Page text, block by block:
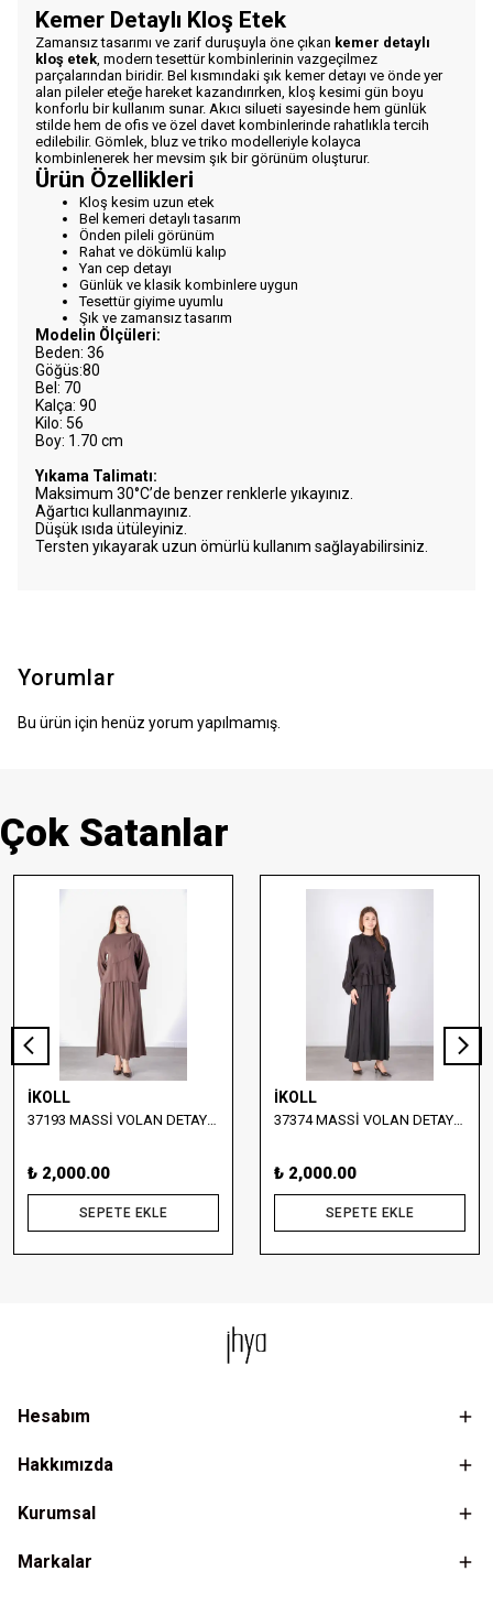
Kemer Detaylı Kloş Etek
Zamansız tasarımı ve zarif duruşuyla öne çıkan kemer detaylı
kloş etek, modern tesettür kombinlerinin vazgeçilmez
parçalarından biridir. Bel kısmındaki şık kemer detayı ve önde yer
alan pileler eteğe hareket kazandırırken, kloş kesimi gün boyu
konforlu bir kullanım sunar. Akıcı silueti sayesinde hem günlük
stilde hem de ofis ve özel davet kombinlerinde rahatlıkla tercih
edilebilir. Gömlek, bluz ve triko modelleriyle kolayca
kombinlenerek her mevsim şık bir görünüm oluşturur.
Ürün Özellikleri
Kloş kesim uzun etek
Bel kemeri detaylı tasarım
Önden pileli görünüm
Rahat ve dökümlü kalıp
Yan cep detayı
Günlük ve klasik kombinlere uygun
Tesettür giyime uyumlu
Şık ve zamansız tasarım
Modelin Ölçüleri:
Beden: 36
Göğüs:80
Bel: 70
Kalça: 90
Kilo: 56
Boy: 1.70 cm
Yıkama Talimatı:
Maksimum 30°C’de benzer renklerle yıkayınız.
Ağartıcı kullanmayınız.
Düşük ısıda ütüleyiniz.
Tersten yıkayarak uzun ömürlü kullanım sağlayabilirsiniz.
Yorumlar
Bu ürün için henüz yorum yapılmamış.
Çok Satanlar
İKOLL
37193 MASSİ VOLAN DETAYLI BLUZ VE ETEK TAKIM
₺ 2,000.00
SEPETE EKLE
İKOLL
37374 MASSİ VOLAN DETAYLI BLUZ VE UZUN ETEK TAKIM
₺ 2,000.00
SEPETE EKLE
Hesabım
Hakkımızda
Kurumsal
Markalar